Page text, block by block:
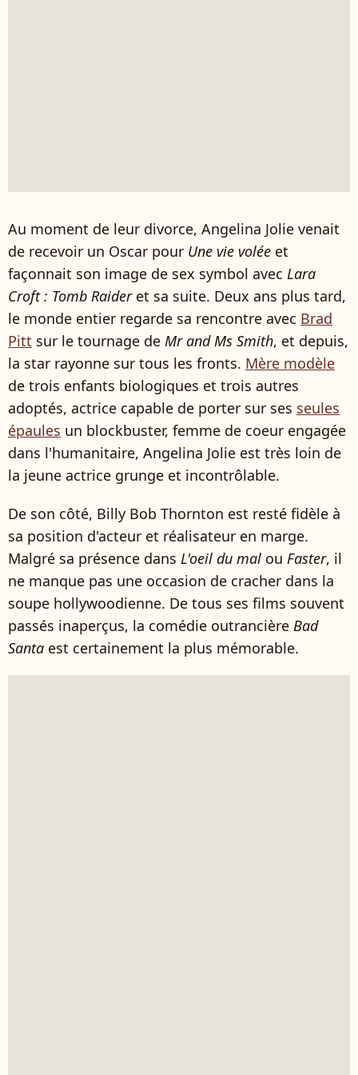
Au moment de leur divorce, Angelina Jolie venait
de recevoir un Oscar pour Une vie volée et
façonnait son image de sex symbol avec Lara
Croft : Tomb Raideret sa suite. Deux ans plus tard,
le monde entier regarde sa rencontre avec Brad
Pitt sur le tournage de Mr and Ms Smith, et depuis,
la star rayonne sur tous les fronts. Mère modèle
de trois enfants biologiques et trois autres
adoptés, actrice capable de porter sur ses seules
épaules un blockbuster, femme de coeur engagée
dans l'humanitaire, Angelina Jolie est très loin de
la jeune actrice grunge et incontrôlable.
De son côté, Billy Bob Thornton est resté fidèle à
sa position d'acteur et réalisateur en marge.
Malgré sa présence dans L'oeil du mal ou Faster, il
ne manque pas une occasion de cracher dans la
soupe hollywoodienne. De tous ses films souvent
passés inaperçus, la comédie outrancière Bad
Santa est certainement la plus mémorable.